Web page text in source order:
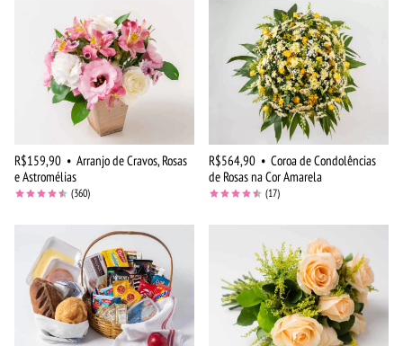
R$159,90 • Arranjo de Cravos, Rosas
e Astromélias
(360)
R$564,90 • Coroa de Condolências
de Rosas na Cor Amarela
(17)